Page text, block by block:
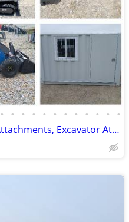
• • • • • • • • • • • •
Mini Excavators, Skid Steer Attachments, Excavator Attachments